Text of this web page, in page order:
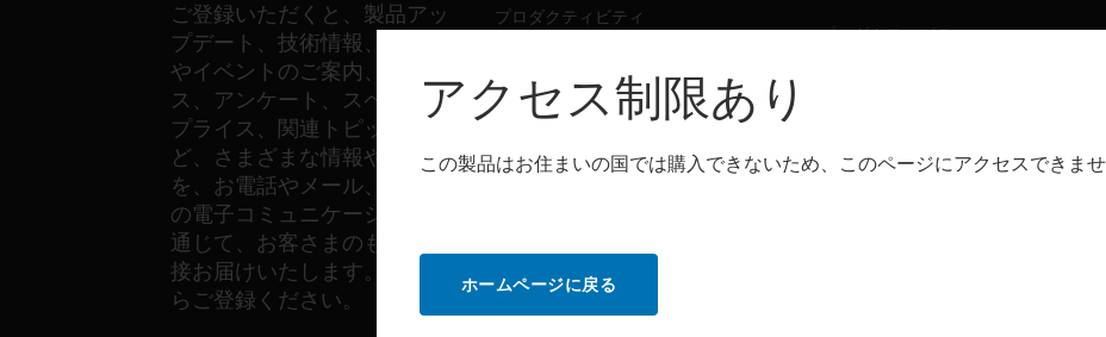
ご登録いただくと、製品アッ
プデート、技術情報、新製品
やイベントのご案内、ニュー
ス、アンケート、スペシャル
プライス、関連トピックな
ど、さまざまな情報やご案内
を、お電話やメール、その他
の電子コミュニケーションを
通じて、お客さまのもとへ直
接お届けいたします。以下か
らご登録ください。
プロダクティビティ
センシング・ソリューション
ソフトウェア
セーフティ
プロダクティビティ
アクセス制限あり
この製品はお住まいの国では購入できないため、このページにアクセスできませ
ホームページに戻る